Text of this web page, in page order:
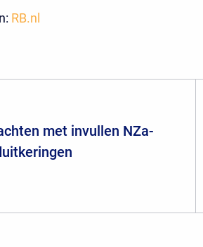
RB.nl
met invullen NZa-